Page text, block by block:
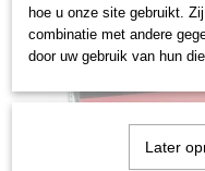
hoe u onze site gebruikt.
combinatie met andere
door uw gebruik van hun
Later